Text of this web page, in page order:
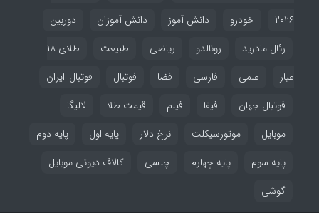
۲۰۲۶
خودرو دانش آموز دانش آموزان
دوربین
رئال مادرید
رونالدو ریاضی طبیعت
طلای ۱۸
عیار
علمی فارسی فضا فوتبال
فوتبال_ایران
فوتبال جهان
فیفا فیلم قیمت طلا
لالیگا
موبایل
موتورسیکلت نرخ دلار پایه اول
پایه دوم
پایه سوم
پایه چهارم چلسی
کالاف دیوتی موبایل
گوشی